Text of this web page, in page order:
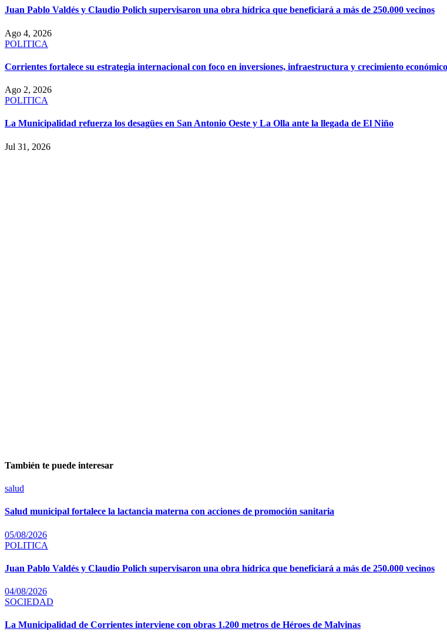
Juan Pablo Valdés y Claudio Polich supervisaron una obra hídrica que beneficiará a más de 250.000 vecinos
Ago 4, 2026
POLITICA
Corrientes fortalece su estrategia internacional con foco en inversiones, infraestructura y crecimiento económico
Ago 2, 2026
POLITICA
La Municipalidad refuerza los desagües en San Antonio Oeste y La Olla ante la llegada de El Niño
Jul 31, 2026
También te puede interesar
salud
Salud municipal fortalece la lactancia materna con acciones de promoción sanitaria
05/08/2026
POLITICA
Juan Pablo Valdés y Claudio Polich supervisaron una obra hídrica que beneficiará a más de 250.000 vecinos
04/08/2026
SOCIEDAD
La Municipalidad de Corrientes interviene con obras 1.200 metros de Héroes de Malvinas